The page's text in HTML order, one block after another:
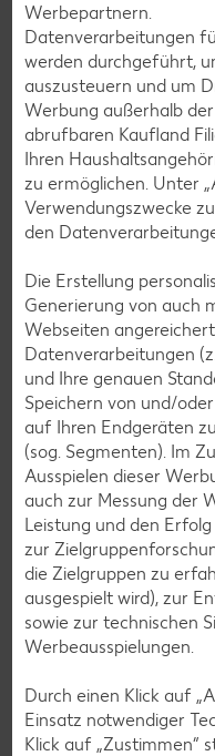
Muffin-Rezepte
Apfelkuchen-Rezepte
Schokokuchen-
Torten-Rezepte
Eis-Rezepte
Pfannkuchen-Rezepte
Plätzchen-Rezepte
Smoothie-Rezepte
Bowle-Rezepte
Cocktail-Rezepte
Avocado-Rezepte
Erdbeer-Rezepte
Blaubeer-Rezepte
Bananen-Rezepte
Werbepartnern.
Datenverarbeitungen
werden durchgeführt,
auszusteuern und um
Werbung außerhalb
abrufbaren Kaufland
Ihren
zu ermöglichen. Unter
Verwendungszwecke
den
Die Erstellung
Generierung von auch
Webseiten
Datenverarbeitungen
und Ihre genauen
Speichern von und/
auf Ihren Endgeräten
(sog. Segmenten). Im
Ausspielen dieser
auch zur Messung der
Leistung und den
zur
die Zielgruppen zu
ausgespielt wird), zur
sowie zur technischen
Werbeausspielungen.
Durch einen Klick auf
Einsatz notwendiger
Klick auf „Zustimmen“